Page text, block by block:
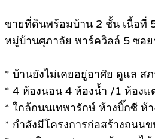
ขายที่ดินพร้อมบ้าน 2 ชั้น เนื้อที่
หมู่บ้านศุภาลัย พาร์ควิลล์ 5 ซอ
* บ้านยังไม่เคยอยู่อาศัย ดูแล ส
* 4 ห้องนอน 4 ห้องน้ำ /1 ห้องแ
* ใกล้ถนนเทพารักษ์ ห้างบิ๊กซี ห้
* กำลังมีโครงการก่อสร้างถน